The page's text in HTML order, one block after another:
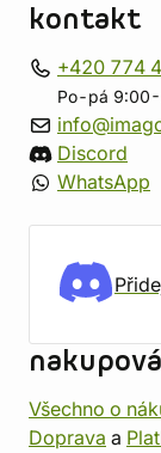
kontakt
+420 774
Po-pá
Discord
WhatsApp
Všechno o
Doprava a